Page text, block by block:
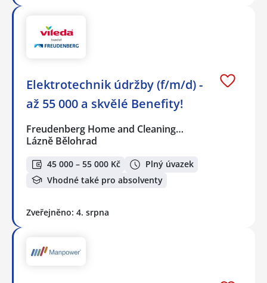
Elektrotechnik údržby (f/m/d) -
až 55 000 a skvělé Benefity!
Freudenberg Home and Cleaning…
Lázně Bělohrad
45 000 – 55 000 Kč
Plný úvazek
Vhodné také pro absolventy
Zveřejněno: 4. srpna